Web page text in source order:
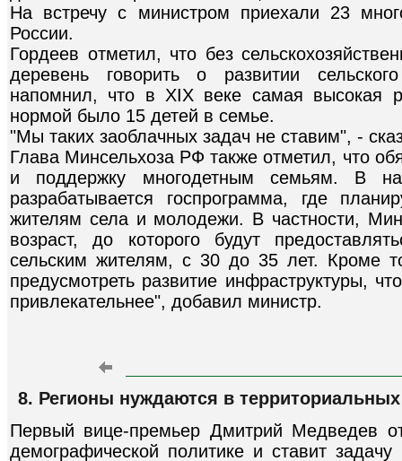
На встречу с министром приехали 23
России.
Гордеев отметил, что без
деревень говорить о развитии
напомнил, что в XIX веке самая высокая
нормой было 15 детей в семье.
"Мы таких заоблачных задач не ставим", -
Глава Минсельхоза РФ также отметил, что
и поддержку многодетным семьям. В
разрабатывается госпрограмма, где
жителям села и молодежи. В частности,
возраст, до которого будут
сельским жителям, с 30 до 35 лет. Кроме
предусмотреть развитие инфраструктуры,
привлекательнее", добавил министр.
8. Регионы нуждаются в
Первый вице-премьер Дмитрий Медведев
демографической политике и ставит